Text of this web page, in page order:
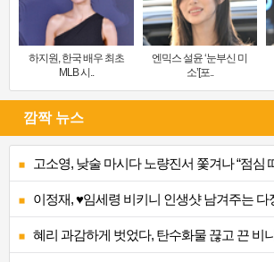
하지원, 한국 배우 최초
MLB 시..
엔믹스 설윤 ‘눈부신 미
소’[포..
깜짝 뉴스
고소영, 낮술 마시다 노량진서 쫓겨나 “점심
이정재, ♥임세령 비키니 인생샷 남겨주는
혜리 과감하게 벗었다, 탄수화물 끊고 끈 비